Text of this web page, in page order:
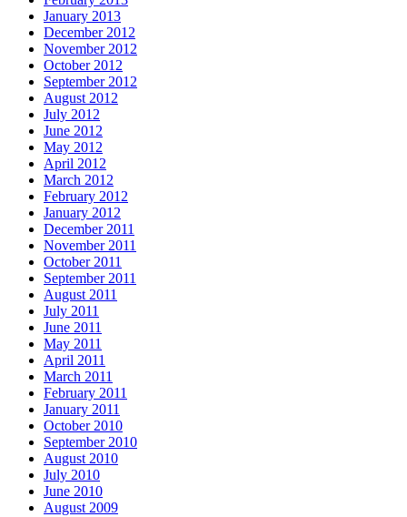
January 2013
December 2012
November 2012
October 2012
September 2012
August 2012
July 2012
June 2012
May 2012
April 2012
March 2012
February 2012
January 2012
December 2011
November 2011
October 2011
September 2011
August 2011
July 2011
June 2011
May 2011
April 2011
March 2011
February 2011
January 2011
October 2010
September 2010
August 2010
July 2010
June 2010
August 2009